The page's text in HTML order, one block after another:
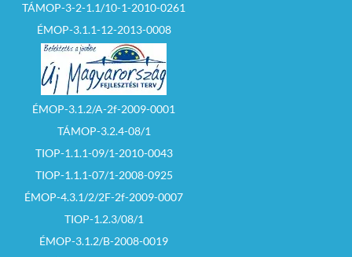
TÁMOP-3-2-1.1/10-1-2010-0261
ÉMOP-3.1.1-12-2013-0008
ÉMOP-3.1.2/A-2f-2009-0001
TÁMOP-3.2.4-08/1
TIOP-1.1.1-09/1-2010-0043
TIOP-1.1.1-07/1-2008-0925
ÉMOP-4.3.1/2/2F-2f-2009-0007
TIOP-1.2.3/08/1
ÉMOP-3.1.2/B-2008-0019